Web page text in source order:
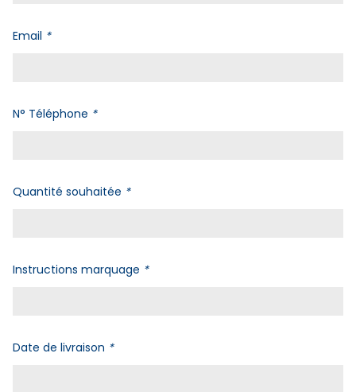
Email *
N° Téléphone *
Quantité souhaitée *
Instructions marquage *
Date de livraison *